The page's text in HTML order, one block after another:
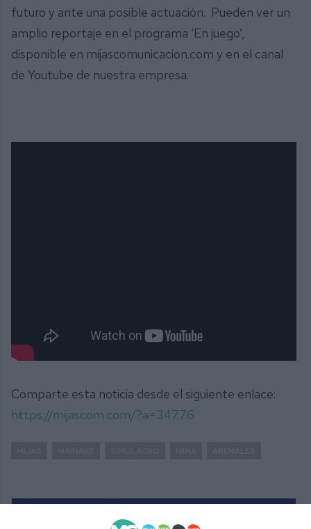
futuro y ante una posible actuación. Pueden ver un
amplio reportaje en el programa ‘En juego’,
disponible en mijascomunicacion.com y en el canal
de Youtube de nuestra empresa.
Comparte esta noticia desde el siguiente enlace:
https://mijascom.com/?a=34776